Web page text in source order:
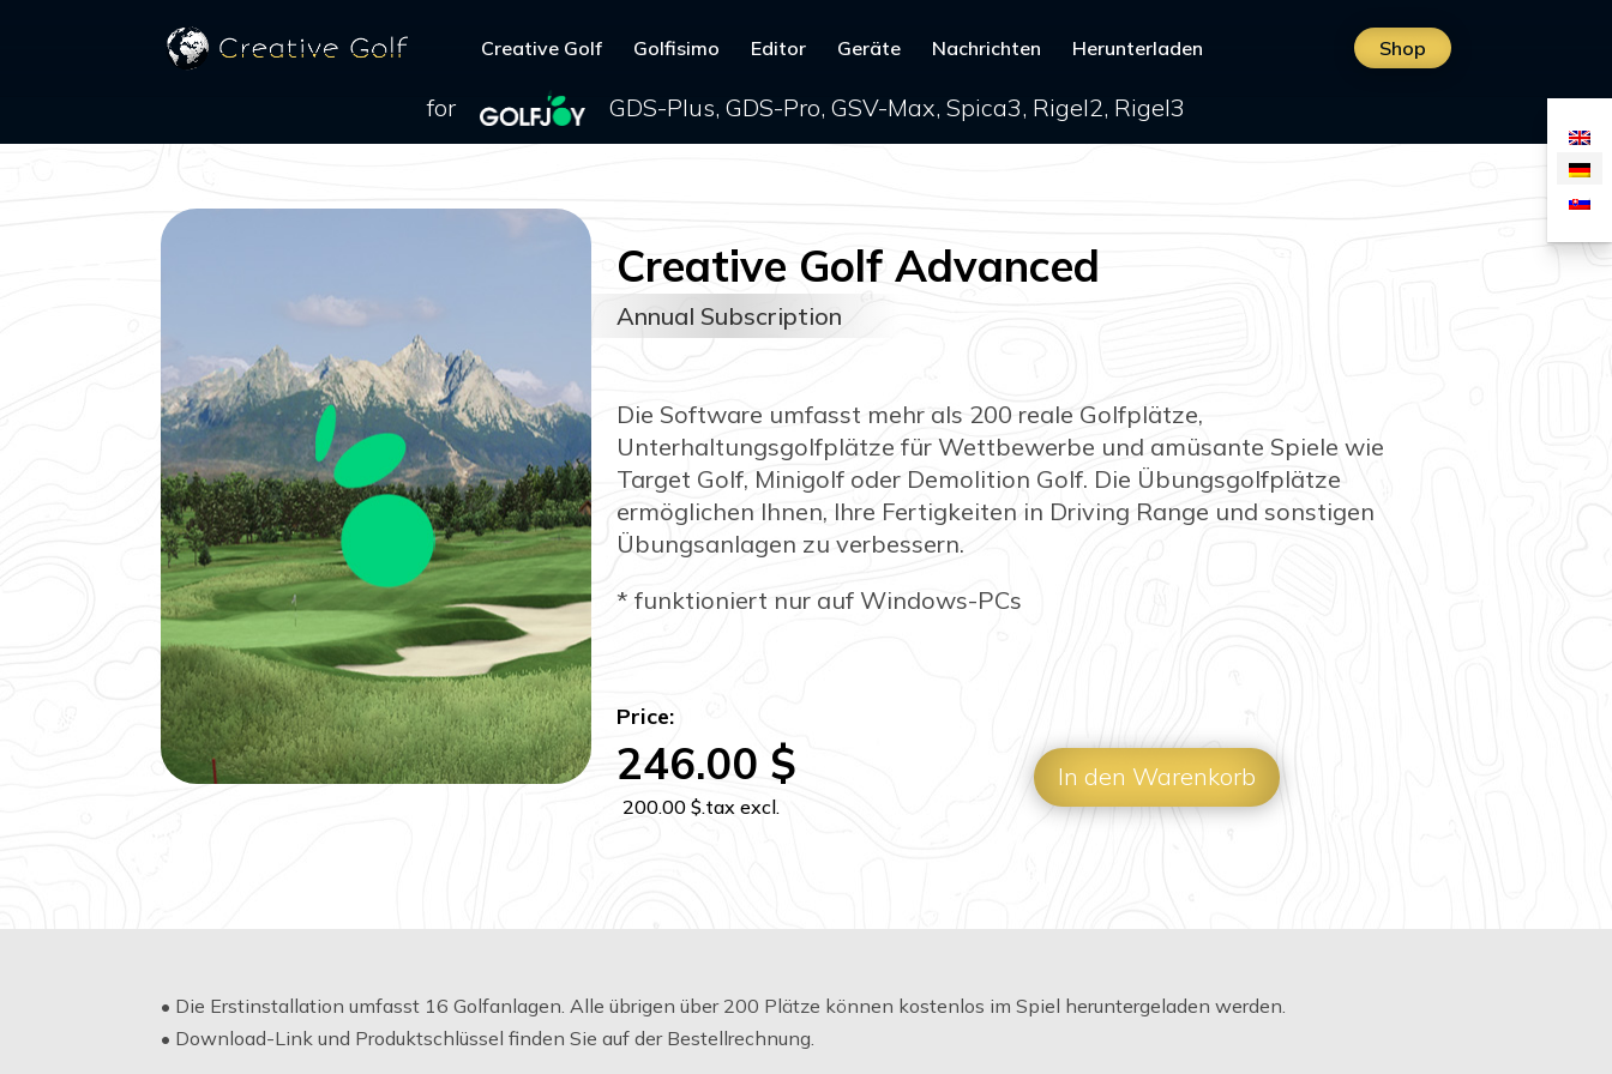
Creative Golf Golfisimo Editor Geräte Nachrichten Herunterladen Shop
for GDS-Plus, GDS-Pro, GSV-Max, Spica3, Rigel2, Rigel3
Creative Golf Advanced
Annual Subscription
Die Software umfasst mehr als 200 reale Golfplätze,
Unterhaltungsgolfplätze für Wettbewerbe und amüsante Spiele wie
Target Golf, Minigolf oder Demolition Golf. Die Übungsgolfplätze
ermöglichen Ihnen, Ihre Fertigkeiten in Driving Range und sonstigen
Übungsanlagen zu verbessern.
* funktioniert nur auf Windows-PCs
Price:
246.00 $
200.00$.tax excl.
In den Warenkorb
• Die Erstinstallation umfasst 16 Golfanlagen. Alle übrigen über 200 Plätze können kostenlos im Spiel heruntergeladen werden.
• Download-Link und Produktschlüssel finden Sie auf der Bestellrechnung.